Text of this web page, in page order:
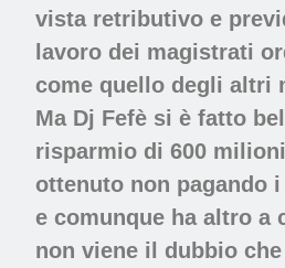
vista retributivo e
lavoro dei magistrati
come quello degli altri
Ma Dj Fefè si è fatto
risparmio di 600
ottenuto non pagando
e comunque ha altro a
non viene il dubbio